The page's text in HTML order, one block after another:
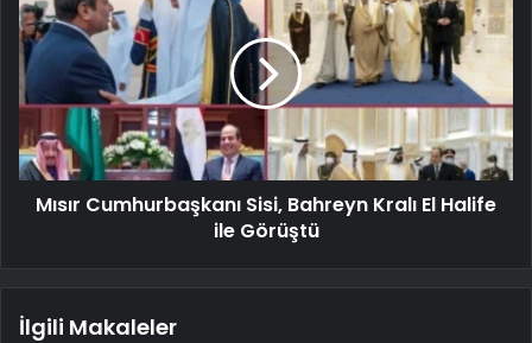
Mısır Cumhurbaşkanı Sisi, Bahreyn Kralı El Halife
ile Görüştü
İlgili Makaleler